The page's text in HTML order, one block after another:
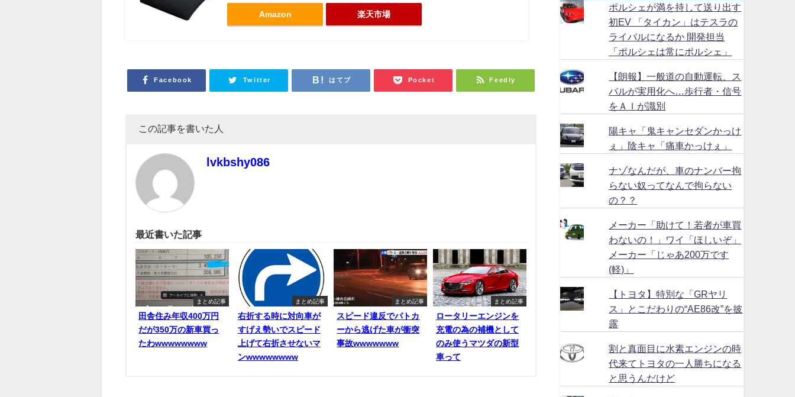
Amazon 楽天市場
Facebook Twitter はてブ Pocket Feedly
この記事を書いた人
lvkbshy086
最近書いた記事
まとめ記事
田舎住み年収400万円
だが350万の新車買っ
たわwwwwwwww
まとめ記事
右折する時に対向車が
すげえ勢いでスピード
上げて右折させないマ
ンwwwwwwww
まとめ記事
スピード違反でパトカ
ーから逃げた車が衝突
事故wwwwwww
まとめ記事
ロータリーエンジンを
充電の為の補機として
のみ使うマツダの新型
車って
ポルシェが満を持して送り出す
初EV 「タイカン」はテスラの
ライバルになるか 開発担当
「ポルシェは常にポルシェ」
【朗報】一般道の自動運転、ス
バルが実用化へ…歩行者・信号
をＡＩが識別
陽キャ「鬼キャンセダンかっけ
ぇ」陰キャ「痛車かっけぇ」
ナゾなんだが、車のナンバー拘
らない奴ってなんで拘らない
の？？
メーカー「助けて！若者が車買
わないの！」ワイ「ほしいぞ」
メーカー「じゃあ200万です
(軽)」
【トヨタ】特別な「GRヤリ
ス」とこだわりの“AE86改”を披
露
割と真面目に水素エンジンの時
代来てトヨタの一人勝ちになる
と思うんだけど